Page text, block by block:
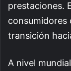
prestaciones.
consumidores
transición
A nivel